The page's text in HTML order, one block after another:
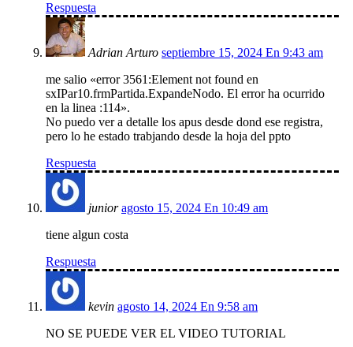
Respuesta
Adrian Arturo septiembre 15, 2024 En 9:43 am
me salio «error 3561:Element not found en
sxIPar10.frmPartida.ExpandeNodo. El error ha ocurrido
en la linea :114».
No puedo ver a detalle los apus desde dond ese registra,
pero lo he estado trabjando desde la hoja del ppto
Respuesta
junior agosto 15, 2024 En 10:49 am
tiene algun costa
Respuesta
kevin agosto 14, 2024 En 9:58 am
NO SE PUEDE VER EL VIDEO TUTORIAL